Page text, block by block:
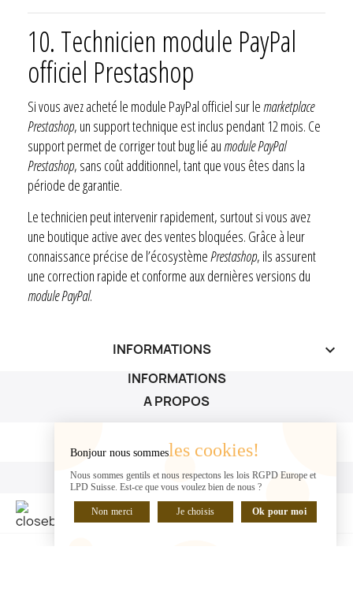
10. Technicien module PayPal
officiel Prestashop
Si vous avez acheté le module PayPal officiel sur le marketplace
Prestashop, un support technique est inclus pendant 12 mois. Ce
support permet de corriger tout bug lié au module PayPal
Prestashop, sans coût additionnel, tant que vous êtes dans la
période de garantie.
Le technicien peut intervenir rapidement, surtout si vous avez
une boutique active avec des ventes bloquées. Grâce à leur
connaissance précise de l’écosystèmePrestashop, ils assurent
une correction rapide et conforme aux dernières versions du
module PayPal.
INFORMATIONS keyboard_arrow_down
INFORMATIONS
A PROPOS
A PROPOS
VOTRE COMPTE
VOTRE COMPTE
Bonjour nous sommesles cookies!
Nous sommes gentils et nous respectons les lois RGPD Europe et
LPD Suisse. Est-ce que vous voulez bien de nous ?
Non merci Je choisis Ok pour moi
DISCUTER EN LIGNE